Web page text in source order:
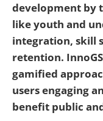
development by
like youth and
integration, skill
retention.
gamified
users engaging
benefit public